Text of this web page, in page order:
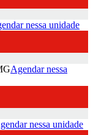
nessa unidade
Agendar nessa
nessa unidade